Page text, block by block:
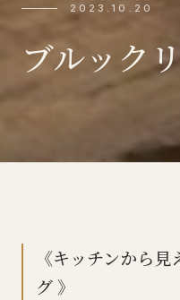
2023.10.20
ブルック
《キッチンから
グ 》